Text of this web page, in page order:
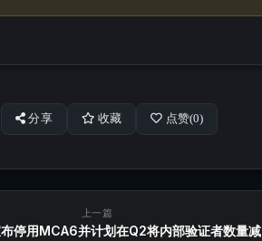
分享 收藏 点赞(0)
上一篇
停用MCA6并计划在Q2将内部验证者数量减